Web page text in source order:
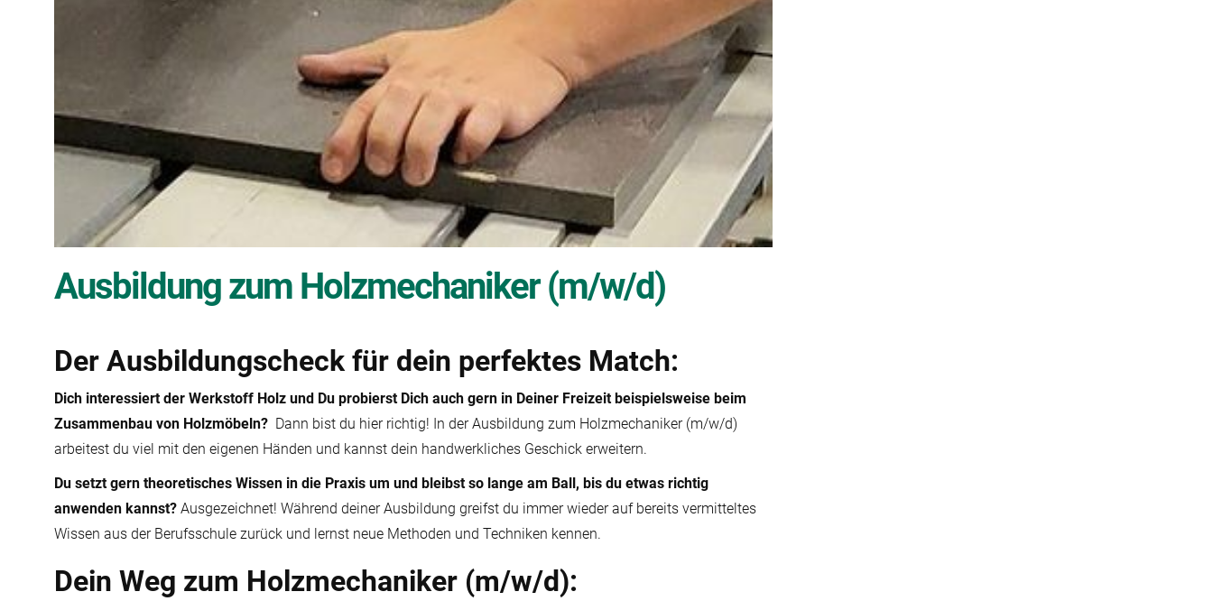
Ausbildung zum Holzmechaniker (m/w/d)
Der Ausbildungscheck für dein perfektes Match:
Dich interessiert der Werkstoff Holz und Du probierst Dich auch gern in Deiner Freizeit beispielsweise beim
Zusammenbau von Holzmöbeln? Dann bist du hier richtig! In der Ausbildung zum Holzmechaniker (m/w/d)
arbeitest du viel mit den eigenen Händen und kannst dein handwerkliches Geschick erweitern.
Du setzt gern theoretisches Wissen in die Praxis um und bleibst so lange am Ball, bis du etwas richtig
anwenden kannst? Ausgezeichnet! Während deiner Ausbildung greifst du immer wieder auf bereits vermitteltes
Wissen aus der Berufsschule zurück und lernst neue Methoden und Techniken kennen.
Dein Weg zum Holzmechaniker (m/w/d):